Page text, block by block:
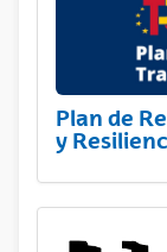
Plan de
y